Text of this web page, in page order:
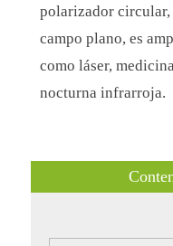
polarizador circular,
campo plano, es
como láser,
nocturna infrarroja.